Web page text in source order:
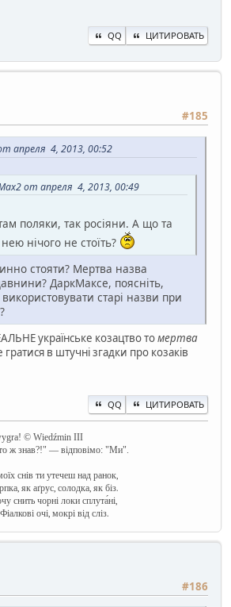
QQ ЦИТИРОВАТЬ
#185
апреля 4, 2013, 00:52
от апреля 4, 2013, 00:49
поляки, так росіяни. А що та
нічого не стоїть?
стояти? Мертва назва
ДаркМаксе, поясніть,
старі назви при
українське козацтво томертва
в штучні згадки про козаків
QQ ЦИТИРОВАТЬ
© Wiedźmin III
ж знав?!" — відповімо: "Ми".
снів ти утечеш над ранок,
як аґрус, солодка, як біз.
снить чорні локи сплута́ні,
Фіалкові очі, мокрі від сліз.
#186